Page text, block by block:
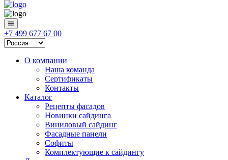
+7 499 677 67 00
О компании
Наша команда
Сертификаты
Контакты
Каталог
Рецепты фасадов
Новинки сайдинга
Виниловый сайдинг
Фасадные панели
Софиты
Комплектующие к сайдингу